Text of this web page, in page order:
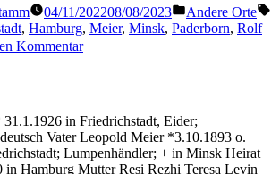
04/11/202208/08/2023
Veröffentlicht
in
Andere Orte
, Hamburg, Meier, Minsk, Paderborn, Rolf
Kommentarzu
in Friedrichstadt, Eider;
Vater Leopold Meier *3.10.1893 o.
Lumpenhändler; + in Minsk Heirat
in Hamburg Mutter Resi Rezhi Teresa Levin